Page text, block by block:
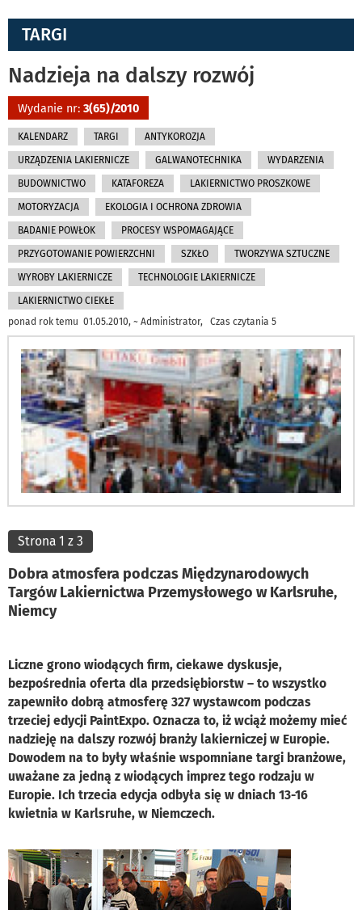
TARGI
Nadzieja na dalszy rozwój
Wydanie nr: 3(65)/2010
KALENDARZ TARGI ANTYKOROZJA
URZĄDZENIA LAKIERNICZE GALWANOTECHNIKA WYDARZENIA
BUDOWNICTWO KATAFOREZA LAKIERNICTWO PROSZKOWE
MOTORYZACJA EKOLOGIA I OCHRONA ZDROWIA
BADANIE POWŁOK PROCESY WSPOMAGAJĄCE
PRZYGOTOWANIE POWIERZCHNI SZKŁO TWORZYWA SZTUCZNE
WYROBY LAKIERNICZE TECHNOLOGIE LAKIERNICZE
LAKIERNICTWO CIEKŁE
ponad rok temu 01.05.2010, ~ Administrator, Czas czytania 5
Strona 1 z 3
Dobra atmosfera podczas Międzynarodowych
Targów Lakiernictwa Przemysłowego w Karlsruhe,
Niemcy
Liczne grono wiodących firm, ciekawe dyskusje,
bezpośrednia oferta dla przedsiębiorstw – to wszystko
zapewniło dobrą atmosferę 327 wystawcom podczas
trzeciej edycji PaintExpo. Oznacza to, iż wciąż możemy mieć
nadzieję na dalszy rozwój branży lakierniczej w Europie.
Dowodem na to były właśnie wspomniane targi branżowe,
uważane za jedną z wiodących imprez tego rodzaju w
Europie. Ich trzecia edycja odbyła się w dniach 13-16
kwietnia w Karlsruhe, w Niemczech.